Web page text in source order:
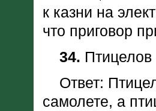
к казни на
что приговор
34.
Ответ:
самолете, а